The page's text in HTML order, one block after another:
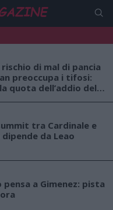
rischio di mal di pancia
preoccupa i tifosi:
quota dell’addio del
tra Cardinale e
da Leao
pensa a Gimenez: pista